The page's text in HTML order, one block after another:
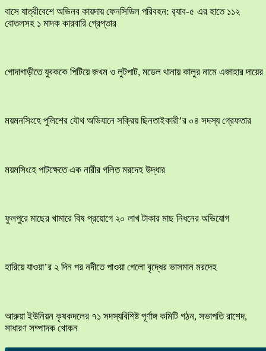
বাসে যাত্রীবেশে অভিনব কায়দায় ফেনসিডিল পরিবহন: র‍্যাব-৫ এর হাতে ১১২
বোতলসহ ১ মাদক কারবারি গ্রেপ্তার
​গোদাগাড়ীতে যুবককে পিটিয়ে জখম ও লুটপাট, মডেল থানায় কালুর নামে এজাহার দায়ের
ময়মনসিংহে পুলিশের যৌথ অভিযানে সক্রিয় ছিনতাইকারী’র ০৪ সদস্য গ্রেফতার
ময়মসিংহে পাটক্ষেতে এক নারীর গলিত মরদেহ উদ্ধার
ফুলপুরে মাছের খামারে বিষ প্রয়োগে ২০ লাখ টাকার মাছ নিধনের অভিযোগ
হারিয়ে যাওয়া’র ২ দিন পর নদীতে পাওয়া গেলো বৃদ্ধের ভাসমান মরদেহ
আরুয়া ইউনিয়ন কৃষকদলের ৭১ সদস্যবিশিষ্ট পূর্ণাঙ্গ কমিটি গঠন, সভাপতি রাশেদ,
সাধারণ সম্পাদক খোকন